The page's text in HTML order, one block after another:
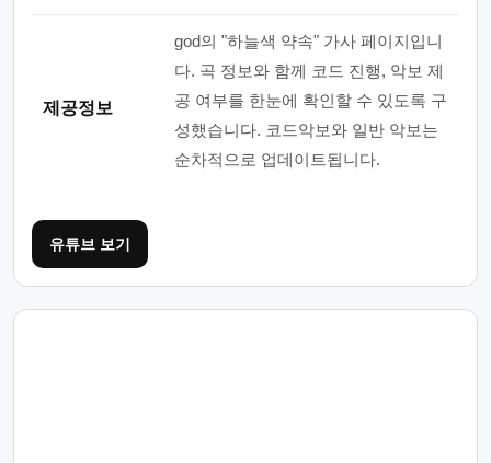
제공정보
god의 "하늘색 약속" 가사 페이지입니
다. 곡 정보와 함께 코드 진행, 악보 제
공 여부를 한눈에 확인할 수 있도록 구
성했습니다. 코드악보와 일반 악보는
순차적으로 업데이트됩니다.
유튜브 보기